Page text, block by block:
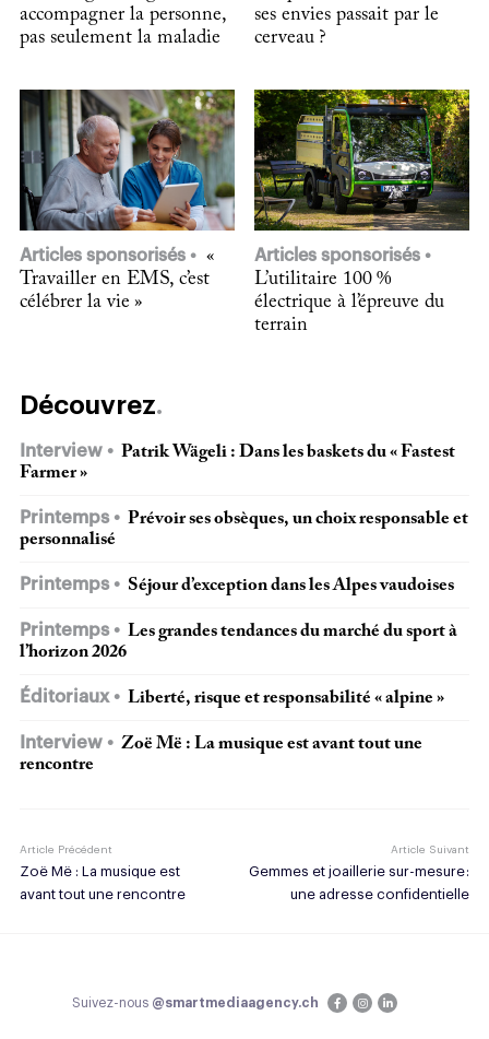
accompagner la personne,
pas seulement la maladie
ses envies passait par le
cerveau ?
Articles sponsorisés
«
Travailler en EMS, c’est
célébrer la vie »
Articles sponsorisés
L’utilitaire 100 %
électrique à l’épreuve du
terrain
Découvrez
Interview
Patrik Wägeli : Dans les baskets du « Fastest
Farmer »
Printemps
Prévoir ses obsèques, un choix responsable et
personnalisé
Printemps Séjour d’exception dans les Alpes vaudoises
Printemps
Les grandes tendances du marché du sport à
l’horizon 2026
Éditoriaux Liberté, risque et responsabilité « alpine »
Interview
Zoë Më : La musique est avant tout une
rencontre
Article Précédent
Zoë Më : La musique est
avant tout une rencontre
Article Suivant
Gemmes et joaillerie sur-mesure :
une adresse confidentielle
Suivez-nous @smartmediaagency.ch